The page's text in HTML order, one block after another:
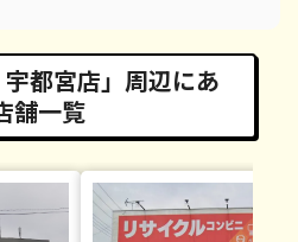
宇都宮店」周辺にあ
舗一覧